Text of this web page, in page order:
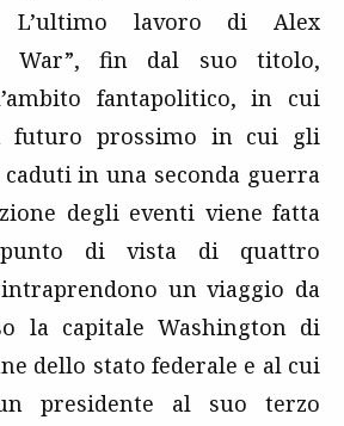
L’ultimo lavoro di Alex
War”, fin dal suo titolo,
fantapolitico, in cui
futuro prossimo in cui gli
in una seconda guerra
degli eventi viene fatta
di vista di quattro
un viaggio da
la capitale Washington di
dello stato federale e al cui
presidente al suo terzo